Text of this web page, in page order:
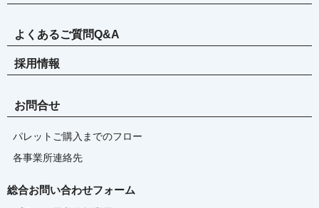
よくあるご質問Q&A
採用情報
お問合せ
パレットご購入までのフロー
各事業所連絡先
総合お問い合わせフォーム